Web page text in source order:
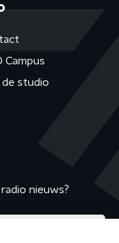
Campus
de studio
nieuws?